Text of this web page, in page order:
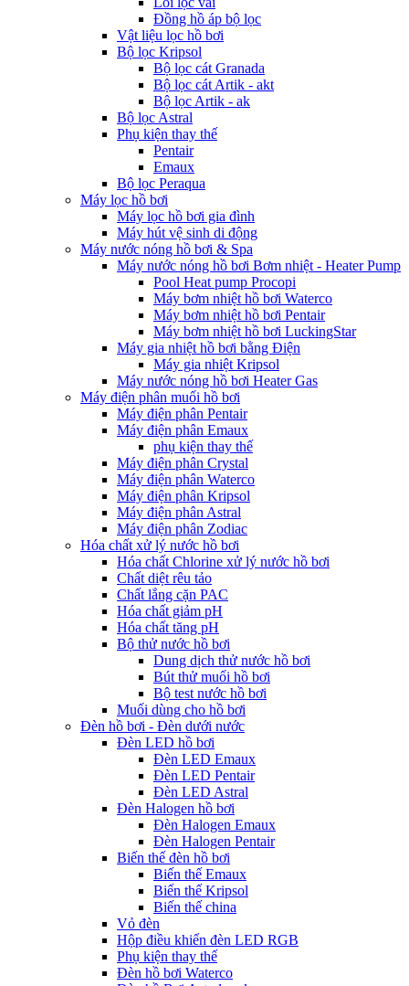
Đồng hồ áp bộ lọc
Vật liệu lọc hồ bơi
Bộ lọc Kripsol
Bộ lọc cát Granada
Bộ lọc cát Artik - akt
Bộ lọc Artik - ak
Bộ lọc Astral
Phụ kiện thay thế
Pentair
Emaux
Bộ lọc Peraqua
Máy lọc hồ bơi
Máy lọc hồ bơi gia đình
Máy hút vệ sinh di động
Máy nước nóng hồ bơi & Spa
Máy nước nóng hồ bơi Bơm nhiệt - Heater Pump
Pool Heat pump Procopi
Máy bơm nhiệt hồ bơi Waterco
Máy bơm nhiệt hồ bơi Pentair
Máy bơm nhiệt hồ bơi LuckingStar
Máy gia nhiệt hồ bơi bằng Điện
Máy gia nhiệt Kripsol
Máy nước nóng hồ bơi Heater Gas
Máy điện phân muối hồ bơi
Máy điện phân Pentair
Máy điện phân Emaux
phụ kiện thay thế
Máy điện phân Crystal
Máy điện phân Waterco
Máy điện phân Kripsol
Máy điện phân Astral
Máy điện phân Zodiac
Hóa chất xử lý nước hồ bơi
Hóa chất Chlorine xử lý nước hồ bơi
Chất diệt rêu tảo
Chất lắng cặn PAC
Hóa chất giảm pH
Hóa chất tăng pH
Bộ thử nước hồ bơi
Dung dịch thử nước hồ bơi
Bút thử muối hồ bơi
Bộ test nước hồ bơi
Muối dùng cho hồ bơi
Đèn hồ bơi - Đèn dưới nước
Đèn LED hồ bơi
Đèn LED Emaux
Đèn LED Pentair
Đèn LED Astral
Đèn Halogen hồ bơi
Đèn Halogen Emaux
Đèn Halogen Pentair
Biến thế đèn hồ bơi
Biến thế Emaux
Biến thế Kripsol
Biến thế china
Vỏ đèn
Hộp điều khiển đèn LED RGB
Phụ kiện thay thế
Đèn hồ bơi Waterco